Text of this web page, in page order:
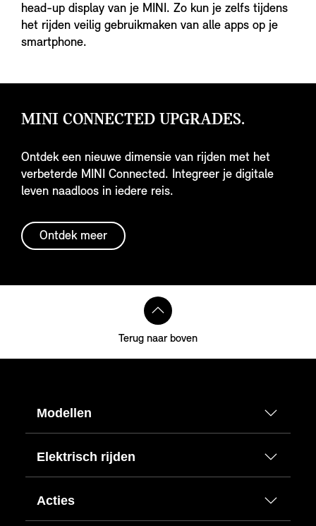
head-up display van je MINI. Zo kun je zelfs tijdens
het rijden veilig gebruikmaken van alle apps op je
smartphone.
MINI CONNECTED UPGRADES.
Ontdek een nieuwe dimensie van rijden met het
verbeterde MINI Connected. Integreer je digitale
leven naadloos in iedere reis.
Ontdek meer
Terug naar boven
Modellen
Elektrisch rijden
Acties